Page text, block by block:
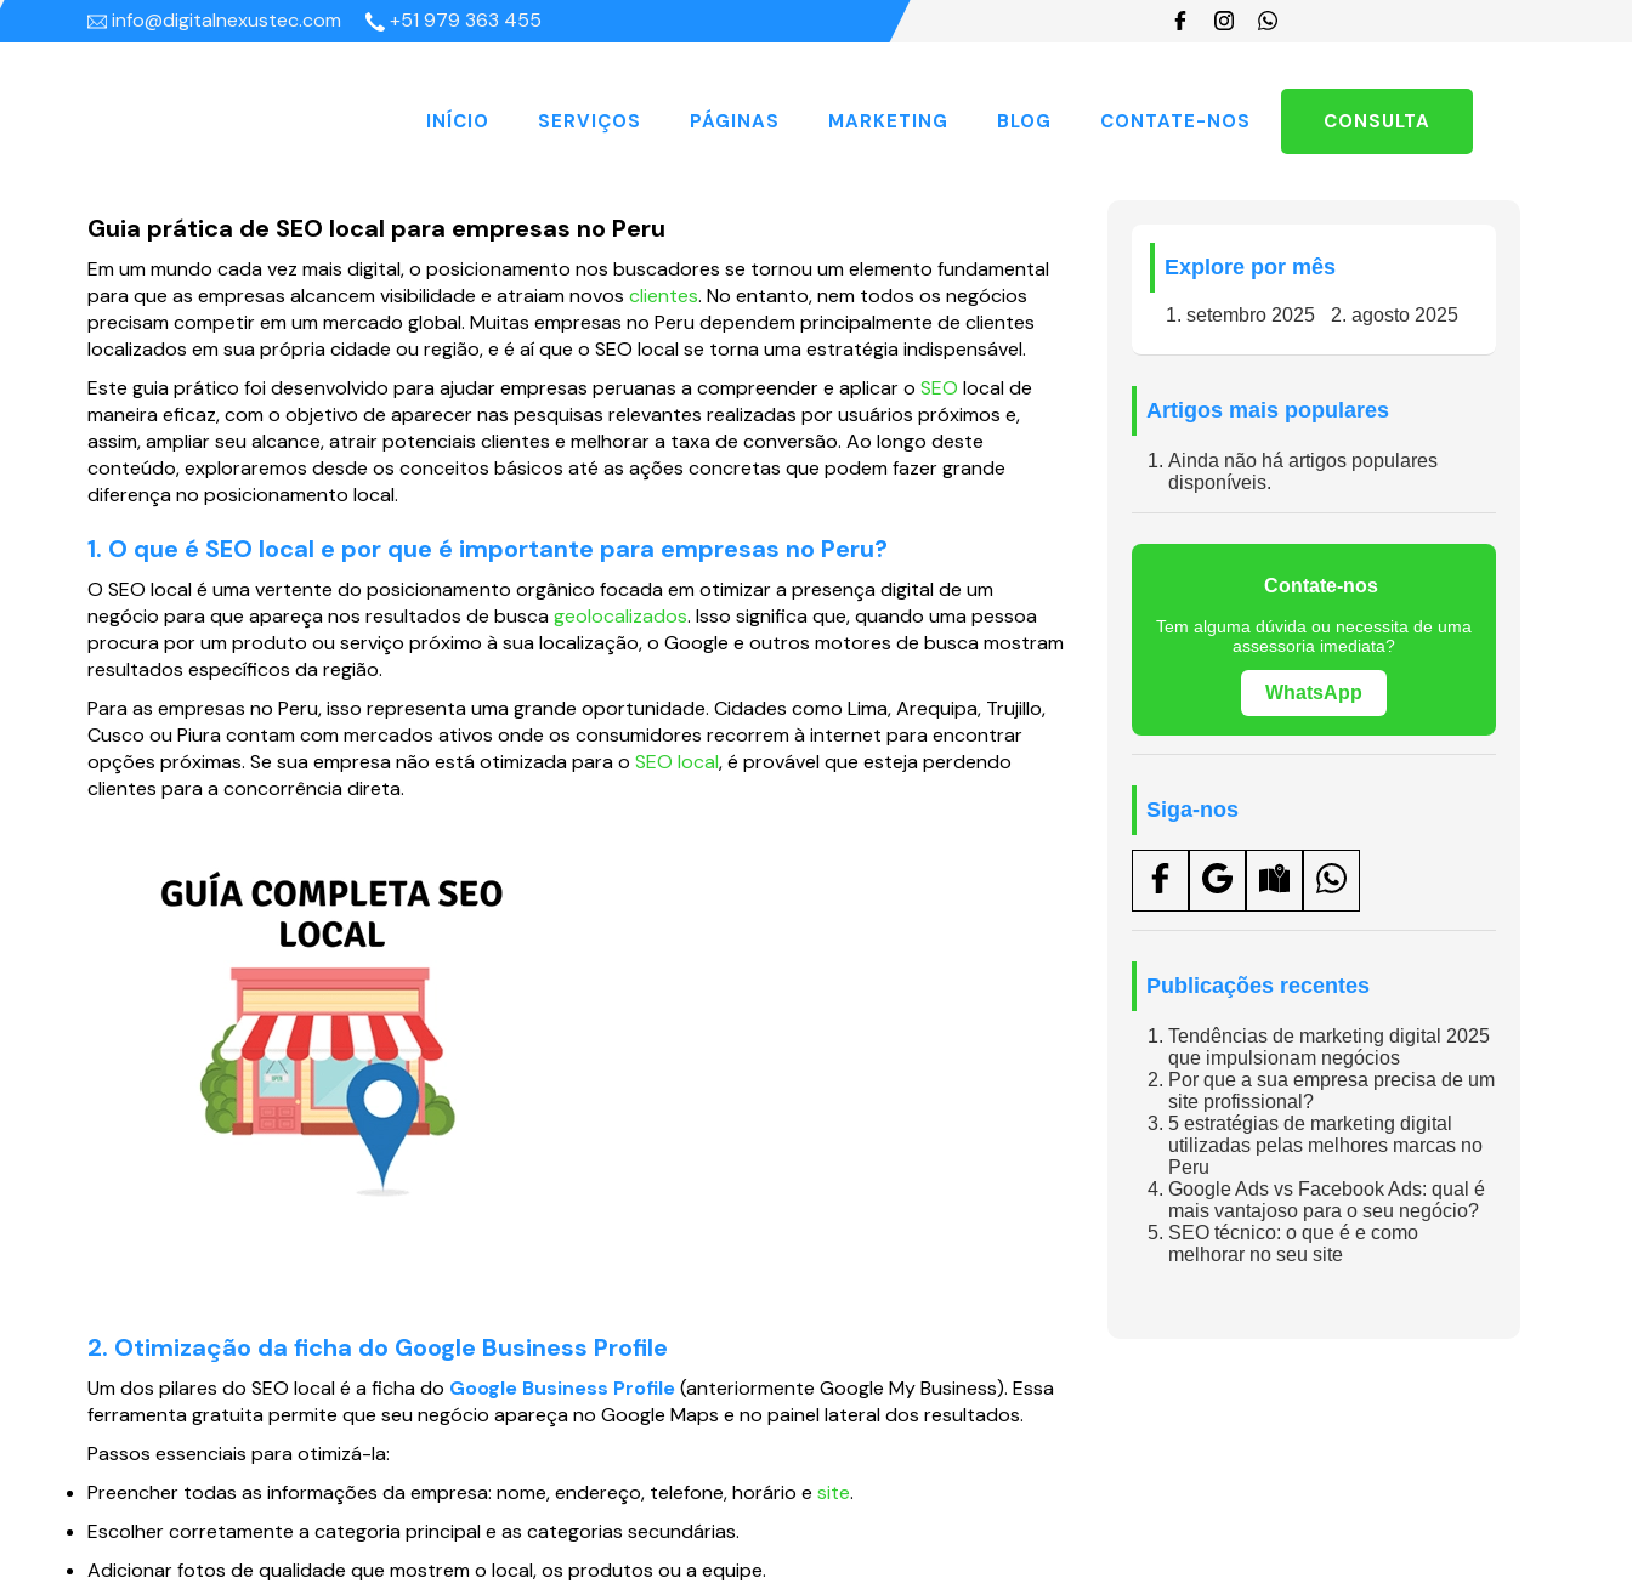
info@digitalnexustec.com +51 979 363 455
idioma
INÍCIO SERVIÇOS PÁGINAS MARKETING BLOG CONTATE-NOS CONSULTA
Guia prática de SEO local para empresas no Peru
Em um mundo cada vez mais digital, o posicionamento nos buscadores se tornou um elemento fundamental
para que as empresas alcancem visibilidade e atraiam novos clientes. No entanto, nem todos os negócios
precisam competir em um mercado global. Muitas empresas no Peru dependem principalmente de clientes
localizados em sua própria cidade ou região, e é aí que o SEO local se torna uma estratégia indispensável.
Este guia prático foi desenvolvido para ajudar empresas peruanas a compreender e aplicar o SEO local de
maneira eficaz, com o objetivo de aparecer nas pesquisas relevantes realizadas por usuários próximos e,
assim, ampliar seu alcance, atrair potenciais clientes e melhorar a taxa de conversão. Ao longo deste
conteúdo, exploraremos desde os conceitos básicos até as ações concretas que podem fazer grande
diferença no posicionamento local.
1. O que é SEO local e por que é importante para empresas no Peru?
O SEO local é uma vertente do posicionamento orgânico focada em otimizar a presença digital de um
negócio para que apareça nos resultados de buscageolocalizados. Isso significa que, quando uma pessoa
procura por um produto ou serviço próximo à sua localização, o Google e outros motores de busca mostram
resultados específicos da região.
Para as empresas no Peru, isso representa uma grande oportunidade. Cidades como Lima, Arequipa, Trujillo,
Cusco ou Piura contam com mercados ativos onde os consumidores recorrem à internet para encontrar
opções próximas. Se sua empresa não está otimizada para o SEO local, é provável que esteja perdendo
clientes para a concorrência direta.
2. Otimização da ficha do Google Business Profile
Um dos pilares do SEO local é a ficha do Google Business Profile(anteriormente Google My Business). Essa
ferramenta gratuita permite que seu negócio apareça no Google Maps e no painel lateral dos resultados.
Passos essenciais para otimizá-la:
Preencher todas as informações da empresa: nome, endereço, telefone, horário e site.
Escolher corretamente a categoria principal e as categorias secundárias.
Adicionar fotos de qualidade que mostrem o local, os produtos ou a equipe.
Explore por mês
setembro 2025 agosto 2025
Artigos mais populares
Ainda não há artigos populares
disponíveis.
Contate-nos
Tem alguma dúvida ou necessita de uma
assessoria imediata?
WhatsApp
Siga-nos
Publicações recentes
Tendências de marketing digital 2025
que impulsionam negócios
Por que a sua empresa precisa de um
site profissional?
5 estratégias de marketing digital
utilizadas pelas melhores marcas no
Peru
Google Ads vs Facebook Ads: qual é
mais vantajoso para o seu negócio?
SEO técnico: o que é e como
melhorar no seu site